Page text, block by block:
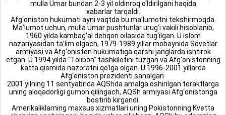
mulla Umar bundan 2-3 yil oldinroq o‘ldirilgani haqida
xabarlar tarqaldi.
Afg‘oniston hukumati ayni vaqtda bu ma’lumotni tekshirmoqda.
Ma’lumot uchun, mulla Umar pushtunlar urug‘i vakili hisoblanib,
1960 yilda kambag‘al dehqon oilasida tug‘ilgan. U islom
nazariyasidan ta’lim olgach, 1979-1989 yillar mobaynida Sovetlar
armiyasi va Afg‘oniston hukumatiga qarshi janglarda ishtirok
etgan. U 1994 yilda "Tolibon" tashkilotini tuzgan va Afg‘onistonning
katta qismida nazoratni qo‘lga olgan. U 1996-2001 yillarda
Afg‘oniston prezidenti sanalgan.
2001 yilning 11 sentyabrida AQShda amalga oshirilgan teraktlarga
uning aloqadorligi gumon qilingach, AQSh armiyasi Afg‘onistonga
bostirib kirgandi.
Amerikaliklarning maxsus xizmatlari uning Pokistonning Kvetta